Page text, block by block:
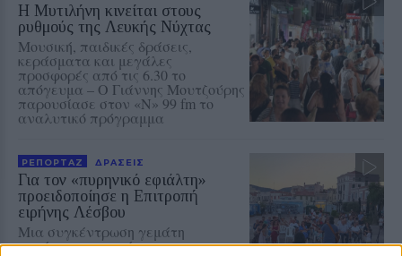
Η Μυτιλήνη κινείται στους
ρυθμούς της Λευκής Νύχτας
Μουσική, παιδικές δράσεις,
κεράσματα και μεγάλες
προσφορές από τις 6.30 το
απόγευμα – Ο Γιάννης Μουτζούρης
παρουσίασε στον «Ν» 99 fm το
αναλυτικό πρόγραμμα
ΡΕΠΟΡΤΑΖ ΔΡΑΣΕΙΣ
Για τον «πυρηνικό εφιάλτη»
προειδοποίησε η Επιτροπή
ειρήνης Λέσβου
Μια συγκέντρωση γεμάτη
μηνύματα και νοήματα για τον